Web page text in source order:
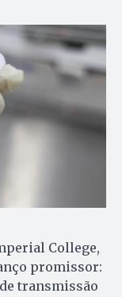
College,
promissor:
transmissão